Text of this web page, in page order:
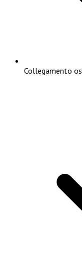
Collegamento